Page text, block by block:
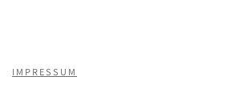
IMPRESSUM